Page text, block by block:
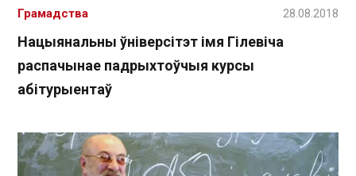
Нацыянальны ўніверсітэт імя Гілевіча
распачынае падрыхтоўчыя курсы
абітурыентаў
Грамадства 28.08.2018